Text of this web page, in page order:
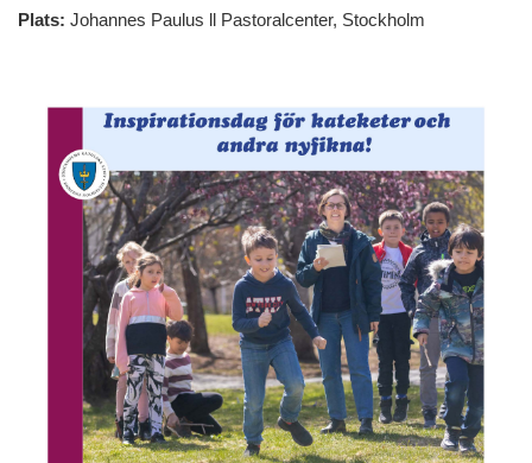
Plats: Johannes Paulus ll Pastoralcenter, Stockholm